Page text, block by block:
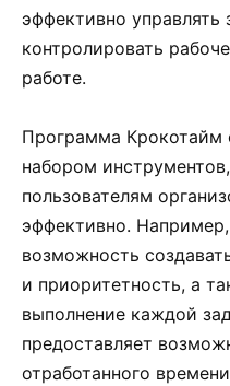
эффективно управлять
контролировать
работе.
Программа
набором
пользователям
эффективно.
возможность
и приоритетность, а
выполнение каждой
предоставляет
отработанного